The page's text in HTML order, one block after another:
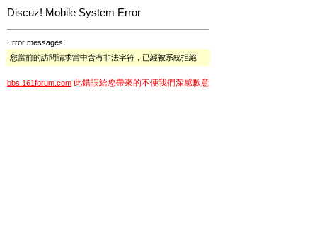
Discuz! Mobile System Error
Error messages:
您當前的訪問請求當中含有非法字符，已經被系統拒絕
bbs.161forum.com 此錯誤給您帶來的不便我們深感歉意